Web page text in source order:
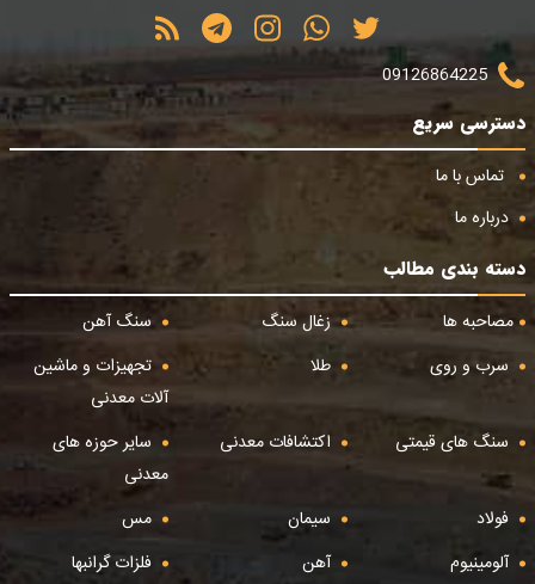
09126864225
دسترسی سریع
تماس با ما
درباره ما
دسته بندی مطالب
مصاحبه ها
زغال سنگ
سنگ آهن
سرب و روی
طلا
تجهیزات و ماشین
آلات معدنی
سنگ های قیمتی
اکتشافات معدنی
سایر حوزه های
معدنی
فولاد
سیمان
مس
آلومینیوم
آهن
فلزات گرانبها